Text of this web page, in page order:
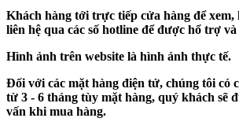
Khách hàng tới trực tiếp cửa hàng để xem,
liên hệ qua các số hotline để được hổ trợ
Hình ảnh trên website là hình ảnh thực tế.
Đối với các mặt hàng điện tử, chúng tôi có
từ 3 - 6 tháng tùy mặt hàng, quý khách sẽ
vấn khi mua hàng.